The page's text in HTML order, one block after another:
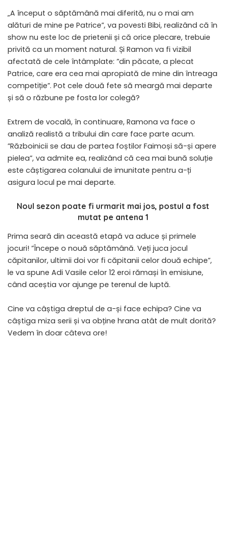
„A început o săptămână mai diferită, nu o mai am
alături de mine pe Patrice”, va povesti Bibi, realizând că în
show nu este loc de prietenii și că orice plecare, trebuie
privită ca un moment natural. Și Ramon va fi vizibil
afectată de cele întâmplate: ”din păcate, a plecat
Patrice, care era cea mai apropiată de mine din întreaga
competiție”. Pot cele două fete să meargă mai departe
și să o răzbune pe fosta lor colegă?
Extrem de vocală, în continuare, Ramona va face o
analiză realistă a tribului din care face parte acum.
”Războinicii se dau de partea foștilor Faimoși să-și apere
pielea”, va admite ea, realizând că cea mai bună soluție
este câștigarea colanului de imunitate pentru a-ți
asigura locul pe mai departe.
Noul sezon poate fi urmarit mai jos, postul a fost
mutat pe antena 1
Prima seară din această etapă va aduce și primele
jocuri! ”Începe o nouă săptămână. Veți juca jocul
căpitanilor, ultimii doi vor fi căpitanii celor două echipe”,
le va spune Adi Vasile celor 12 eroi rămași în emisiune,
când aceștia vor ajunge pe terenul de luptă.
Cine va câștiga dreptul de a-și face echipa? Cine va
câștiga miza serii și va obține hrana atât de mult dorită?
Vedem în doar câteva ore!